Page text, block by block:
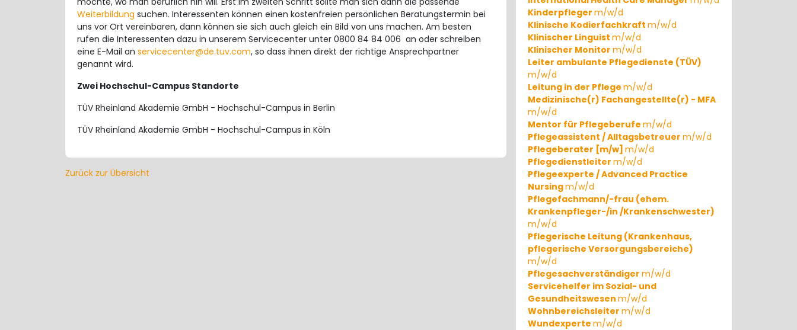
Weiterbildung suchen. Interessenten können einen kostenfreien persönlichen Beratungstermin bei
uns vor Ort vereinbaren, dann können sie sich auch gleich ein Bild von uns machen. Am besten
rufen die Interessenten dazu in unserem Servicecenter unter 0800 84 84 006 an oder schreiben
eine E-Mail an servicecenter@de.tuv.com, so dass ihnen direkt der richtige Ansprechpartner
genannt wird.
Zwei Hochschul-Campus Standorte
TÜV Rheinland Akademie GmbH - Hochschul-Campus in Berlin
TÜV Rheinland Akademie GmbH - Hochschul-Campus in Köln
Zurück zur Übersicht
Kinderpfleger m/w/d
Klinische Kodierfachkraft m/w/d
Klinischer Linguist m/w/d
Klinischer Monitor m/w/d
Leiter ambulante Pflegedienste (TÜV)
m/w/d
Leitung in der Pflege m/w/d
Medizinische(r) Fachangestellte(r) - MFA
m/w/d
Mentor für Pflegeberufe m/w/d
Pflegeassistent / Alltagsbetreuer m/w/d
Pflegeberater [m/w] m/w/d
Pflegedienstleiter m/w/d
Pflegeexperte / Advanced Practice
Nursingm/w/d
Pflegefachmann/-frau (ehem.
Krankenpfleger-/in /Krankenschwester)
m/w/d
Pflegerische Leitung (Krankenhaus,
pflegerische Versorgungsbereiche)
m/w/d
Pflegesachverständiger m/w/d
Servicehelfer im Sozial- und
Gesundheitswesen m/w/d
Wohnbereichsleiter m/w/d
Wundexperte m/w/d